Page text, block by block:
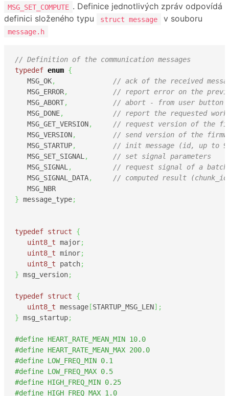
MSG_SET_COMPUTE . Definice jednotlivých zpráv odpovídá
definici složeného typu
struct message v souboru
message.h
// Definition of the communication messages
typedef enum {
   MSG_OK
,
// ack of the received
   MSG_ERROR
,
// report error on the
   MSG_ABORT
,
// abort - from user button
   MSG_DONE
,
// report the requested work
   MSG_GET_VERSION
,
// request version of the
   MSG_VERSION
,
// send version of the
   MSG_STARTUP
,
// init message (id, up to 9
   MSG_SET_SIGNAL
,
// set signal parameters
   MSG_SIGNAL
,
// request signal of a
   MSG_SIGNAL_DATA
,
// computed result
} message_type;
typedef struct
{
uint8_t major;
uint8_t minor;
uint8_t patch;
} msg_version;
typedef struct
{
uint8_t message [STARTUP_MSG_LEN] ;
} msg_startup;
#define HEART_RATE_MEAN_MIN 10.0
#define HEART_RATE_MEAN_MAX 200.0
#define LOW_FREQ_MIN 0.1
#define LOW_FREQ_MAX 0.5
#define HIGH_FREQ_MIN 0.25
#define HIGH_FREQ_MAX 1.0